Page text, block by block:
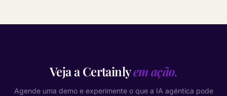
Veja a Certainlyem ação.
Agende uma demo e experimente o que a IA agéntica pode